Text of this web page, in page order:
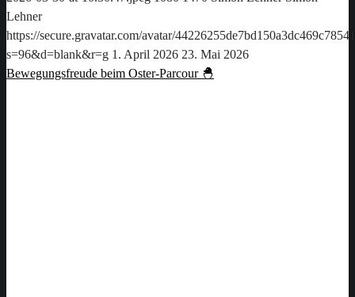
Lehner
https://secure.gravatar.com/avatar/
s=96&d=blank&r=g 1. April 2026 23. Mai 2026
Bewegungsfreude beim Oster-Parcour 🐣